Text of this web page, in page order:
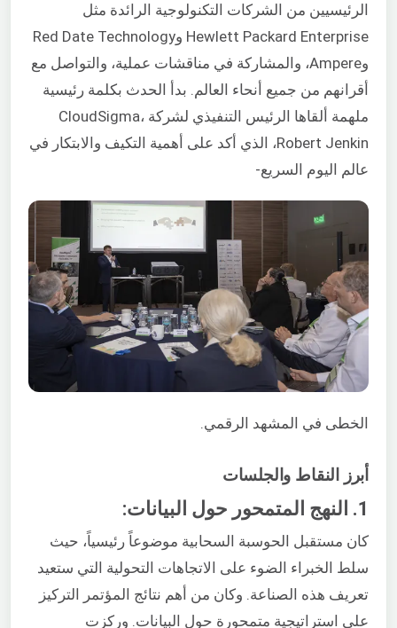
الرئيسيين من الشركات التكنولوجية الرائدة مثل
Hewlett Packard Enterprise وRed Date Technology
وAmpere، والمشاركة في مناقشات عملية، والتواصل مع
أقرانهم من جميع أنحاء العالم. بدأ الحدث بكلمة رئيسية
ملهمة ألقاها الرئيس التنفيذي لشركة CloudSigma،
Robert Jenkin، الذي أكد على أهمية التكيف والابتكار في
عالم اليوم السريع-
الخطى في المشهد الرقمي.
أبرز النقاط والجلسات
1. النهج المتمحور حول البيانات:
كان مستقبل الحوسبة السحابية موضوعاً رئيسياً، حيث
سلط الخبراء الضوء على الاتجاهات التحولية التي ستعيد
تعريف هذه الصناعة. وكان من أهم نتائج المؤتمر التركيز
على استراتيجية متمحورة حول البيانات. وركزت